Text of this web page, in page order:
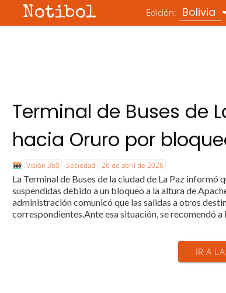
Notibol Edición: Bolivia
Terminal de Buses de
hacia Oruro por
Visión 360 Sociedad 26 de abril de 2026
La Terminal de Buses de la ciudad de La Paz
suspendidas debido a un bloqueo a la altura de
administración comunicó que las salidas a otros
correspondientes.Ante esa situación, se recomendó a
IR A